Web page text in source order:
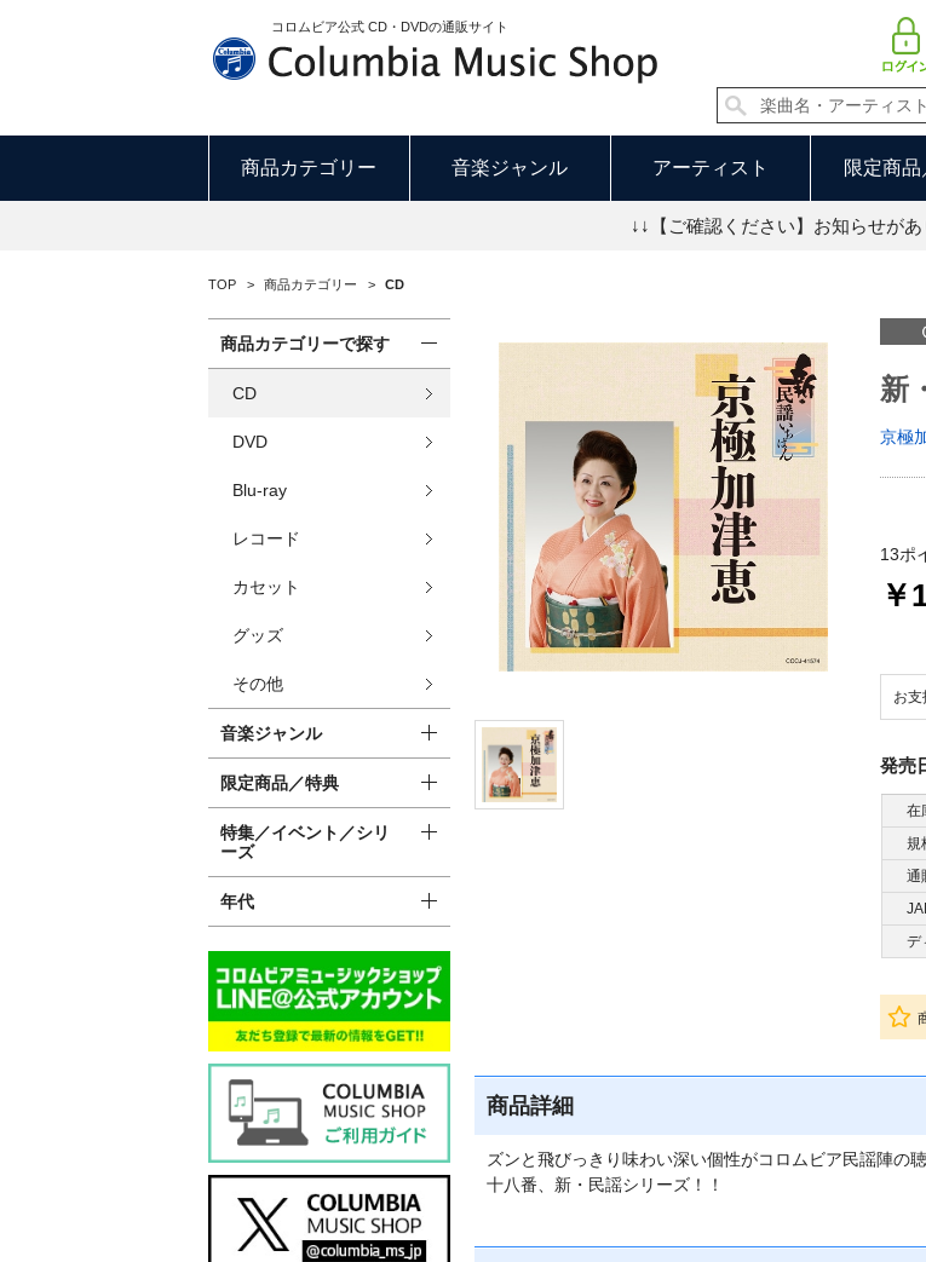
コロムビア公式 CD・DVDの通販サイト
商品カテゴリー 音楽ジャンル アーティスト 限定商
↓↓【ご確認ください】お知らせがあ
TOP > 商品カテゴリー > CD
新
京極
13ポ
￥
お支
発売
在
規
通
デ
商品詳細
ズンと飛びっきり味わい深い個性がコロムビア民謡陣の聴
十八番、新・民謡シリーズ！！
商品カテゴリーで探す
CD
DVD
Blu-ray
レコード
カセット
グッズ
その他
音楽ジャンル
限定商品／特典
特集／イベント／シリ
ーズ
年代